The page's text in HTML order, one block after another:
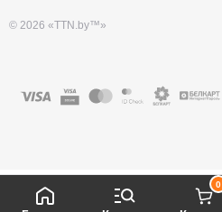
0
© 2026 «TTN.by™»